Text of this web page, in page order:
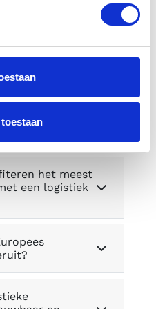
het meest
een logistiek